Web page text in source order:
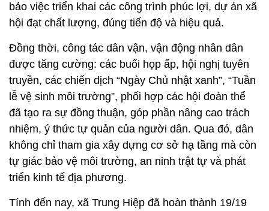
bảo việc triển khai các công trình phúc lợi, dự án xã
hội đạt chất lượng, đúng tiến độ và hiệu quả.
Đồng thời, công tác dân vận, vận động nhân dân
được tăng cường: các buổi họp ấp, hội nghị tuyên
truyền, các chiến dịch “Ngày Chủ nhật xanh”, “Tuần
lễ vệ sinh môi trường”, phối hợp các hội đoàn thể
đã tạo ra sự đồng thuận, góp phần nâng cao trách
nhiệm, ý thức tự quản của người dân. Qua đó, dân
không chỉ tham gia xây dựng cơ sở hạ tầng mà còn
tự giác bảo vệ môi trường, an ninh trật tự và phát
triển kinh tế địa phương.
Tính đến nay, xã Trung Hiệp đã hoàn thành 19/19